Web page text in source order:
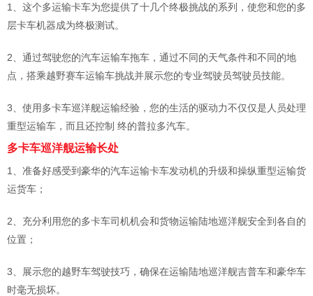
1、这个多运输卡车为您提供了十几个终极挑战的系列，使您和您的多
层卡车机器成为终极测试。
2、通过驾驶您的汽车运输车拖车，通过不同的天气条件和不同的地
点，搭乘越野赛车运输车挑战并展示您的专业驾驶员驾驶员技能。
3、使用多卡车巡洋舰运输经验，您的生活的驱动力不仅仅是人员处理
重型运输车，而且还控制 终的普拉多汽车。
多卡车巡洋舰运输长处
1、准备好感受到豪华的汽车运输卡车发动机的升级和操纵重型运输货
运货车；
2、充分利用您的多卡车司机机会和货物运输陆地巡洋舰安全到各自的
位置；
3、展示您的越野车驾驶技巧，确保在运输陆地巡洋舰吉普车和豪华车
时毫无损坏。